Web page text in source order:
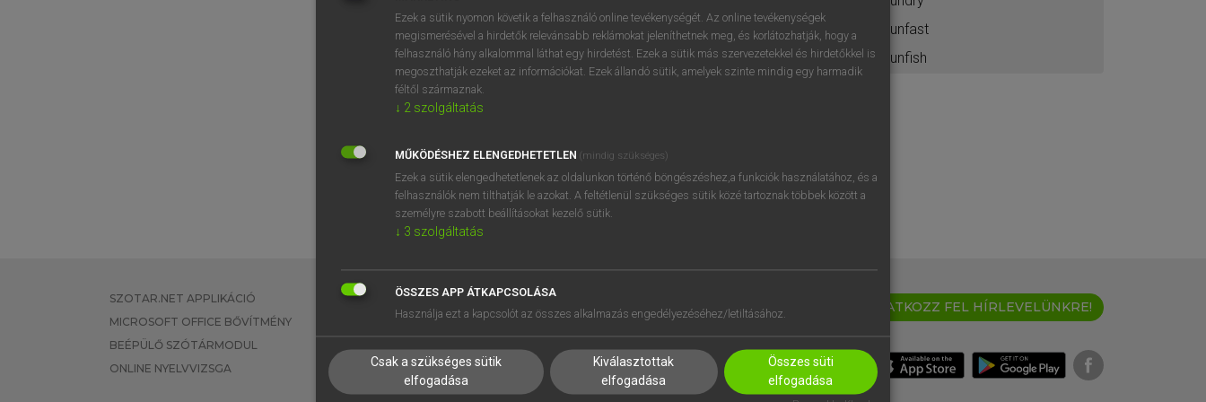
sunfast
sunfish
SZOTAR.NET APPLIKÁCIÓ
MICROSOFT OFFICE BŐVÍTMÉNY
BEÉPÜLŐ SZÓTÁRMODUL
ONLINE NYELVVIZSGA
EGYÉNI FELHASZNÁLÓKNAK
TANULÓKNAK
VÁLLALATI MEGOLDÁSOK
SÚGÓ
RÓLUNK
SÜTI BEÁLLÍTÁSOK
IRATKOZZ FEL HÍRLEVELÜNKRE!
Ezek a sütik nyomon követik a felhasználó online tevékenységét. Az online tevékenységek
megismerésével a hirdetők relevánsabb reklámokat jeleníthetnek meg, és korlátozhatják, hogy a
felhasználó hány alkalommal láthat egy hirdetést. Ezek a sütik más szervezetekkel és hirdetőkkel is
megoszthatják ezeket az információkat. Ezek állandó sütik, amelyek szinte mindig egy harmadik
féltől származnak.
↓ 2 szolgáltatás
MŰKÖDÉSHEZ ELENGEDHETETLEN (mindig szükséges)
Ezek a sütik elengedhetetlenek az oldalunkon történő böngészéshez,a funkciók használatához, és a
felhasználók nem tilthatják le azokat. A feltétlenül szükséges sütik közé tartoznak többek között a
személyre szabott beállításokat kezelő sütik.
↓ 3 szolgáltatás
ÖSSZES APP ÁTKAPCSOLÁSA
Használja ezt a kapcsolót az összes alkalmazás engedélyezéséhez/letiltásához.
Csak a szükséges sütik
elfogadása
Kiválasztottak
elfogadása
Összes süti
elfogadása